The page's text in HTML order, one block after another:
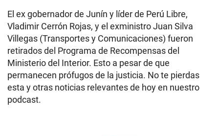
El ex gobernador de Junín y líder de Perú Libre,
Vladimir Cerrón Rojas, y el exministro Juan Silva
Villegas (Transportes y Comunicaciones) fueron
retirados del Programa de Recompensas del
Ministerio del Interior. Esto a pesar de que
permanecen prófugos de la justicia. No te pierdas
esta y otras noticias relevantes de hoy en nuestro
podcast.